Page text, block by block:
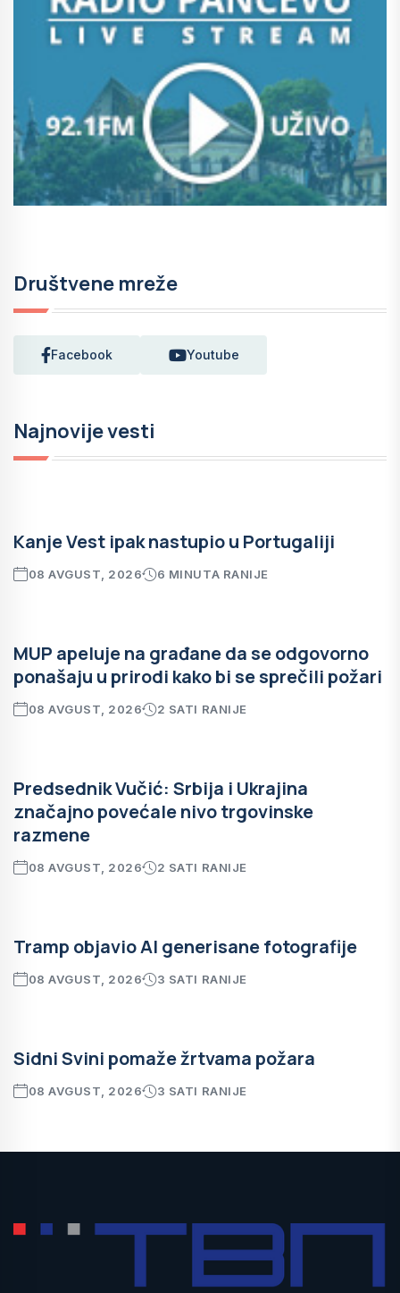
Društvene mreže
Facebook Youtube
Najnovije vesti
Kanje Vest ipak nastupio u Portugaliji
08 AVGUST, 2026 6 MINUTA RANIJE
MUP apeluje na građane da se odgovorno
ponašaju u prirodi kako bi se sprečili požari
08 AVGUST, 2026 2 SATI RANIJE
Predsednik Vučić: Srbija i Ukrajina
značajno povećale nivo trgovinske
razmene
08 AVGUST, 2026 2 SATI RANIJE
Tramp objavio AI generisane fotografije
08 AVGUST, 2026 3 SATI RANIJE
Sidni Svini pomaže žrtvama požara
08 AVGUST, 2026 3 SATI RANIJE